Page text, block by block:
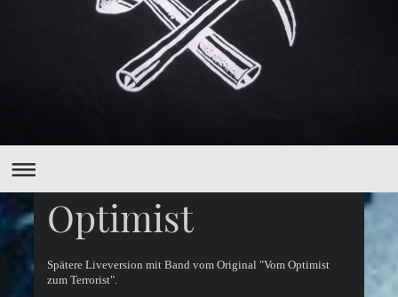
Optimist
Spätere Liveversion mit Band vom Original "Vom Optimist
zum Terrorist".